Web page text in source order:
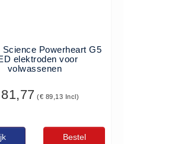
Science Powerheart G5
elektroden voor
volwassenen
(€ 89,13 Incl)
Bestel